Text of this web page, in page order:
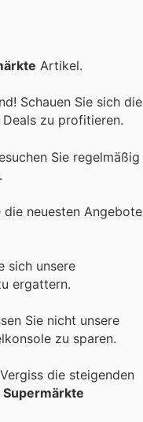
Artikel.
Schauen Sie sich die
zu profitieren.
Sie regelmäßig
die neuesten Angebote
sich unsere
ergattern.
Sie nicht unsere
zu sparen.
die steigenden
Supermärkte